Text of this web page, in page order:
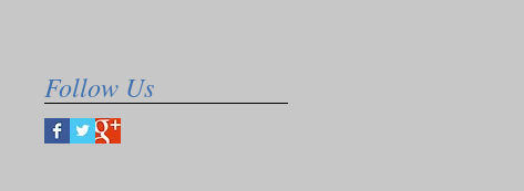
Follow Us